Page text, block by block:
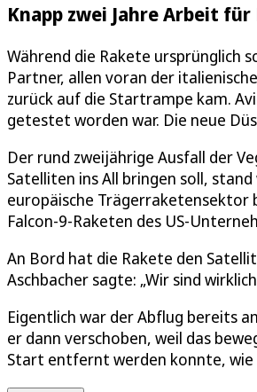
Knapp zwei Jahre Arbeit
Während die Rakete ursprünglich
Partner, allen voran der
zurück auf die Startrampe kam.
getestet worden war. Die neue
Der rund zweijährige Ausfall der
Satelliten ins All bringen soll,
europäische Trägerraketensektor
Falcon-9-Raketen des US-
An Bord hat die Rakete den
Aschbacher sagte: „Wir sind
Eigentlich war der Abflug bereits
er dann verschoben, weil das
Start entfernt werden konnte, wie